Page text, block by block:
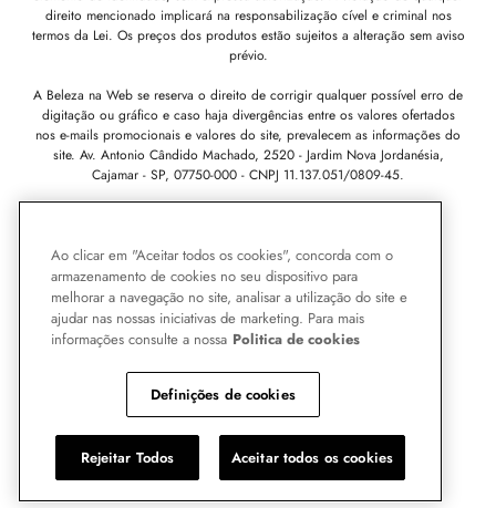
direito mencionado implicará na responsabilização cível e criminal nos
termos da Lei. Os preços dos produtos estão sujeitos a alteração sem aviso
prévio.
A Beleza na Web se reserva o direito de corrigir qualquer possível erro de
digitação ou gráfico e caso haja divergências entre os valores ofertados
nos e-mails promocionais e valores do site, prevalecem as informações do
site. Av. Antonio Cândido Machado, 2520 - Jardim Nova Jordanésia,
Cajamar - SP, 07750-000 - CNPJ 11.137.051/0809-45.
Ao clicar em "Aceitar todos os cookies", concorda com o
armazenamento de cookies no seu dispositivo para
melhorar a navegação no site, analisar a utilização do site e
ajudar nas nossas iniciativas de marketing. Para mais
informações consulte a nossa Politica de cookies
Definições de cookies
Rejeitar Todos Aceitar todos os cookies